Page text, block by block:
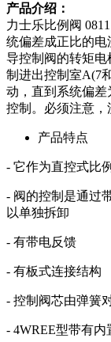
产品介绍：
力士乐比例阀
统偏差成正比的
导控制阀的转矩
制进出控制室A(7
动，直到系统偏差
控制。必须注意，
产品特点
- 它作为直控式比
- 阀的控制是通过
以单独拆卸
- 有带电反馈
- 有板式连接结构
- 控制阀芯由弹簧
- 4WREE型带有